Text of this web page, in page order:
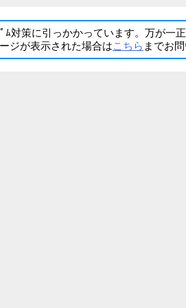
ﾑ対策に引っかかっています。万が一
ジが表示された場合はこちら までお